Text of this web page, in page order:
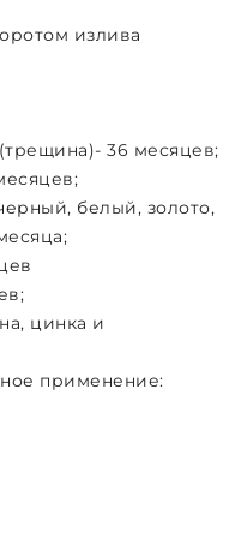
излива
36 месяцев;
белый, золото,
цинка и
применение: